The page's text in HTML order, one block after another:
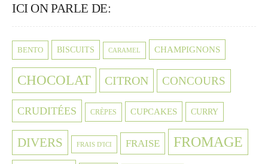
ICI ON PARLE DE:
BENTO BISCUITS CARAMEL CHAMPIGNONS
CHOCOLAT CITRON CONCOURS
CRUDITÉES CRÈPES CUPCAKES CURRY
DIVERS FRAIS D'ICI FRAISE FROMAGE